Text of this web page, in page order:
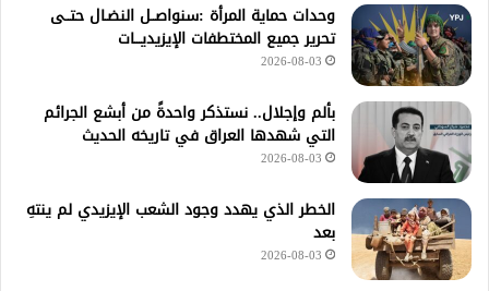
وحدات حماية المرأة :سنواصــل النضـال حتــى
تحرير جميع المختطفات الإيزيديـــات
2026-08-03
بألم وإجلال.. نستذكر واحدةً من أبشع الجرائم
التي شهدها العراق في تاريخه الحديث
2026-08-03
الخطر الذي يهدد وجود الشعب الإيزيدي لم ينتهِ
بعد
2026-08-03